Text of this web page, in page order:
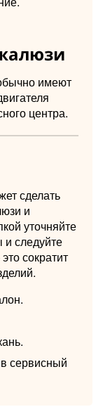
имеют
центра.
сделать
и
уточняйте
и следуйте
сократит
сервисный